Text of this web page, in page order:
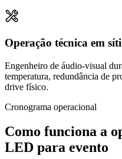
Operação técnica em
Engenheiro de áudio-visual
temperatura, redundância de
drive físico.
Cronograma operacional
Como funciona a
LED para evento